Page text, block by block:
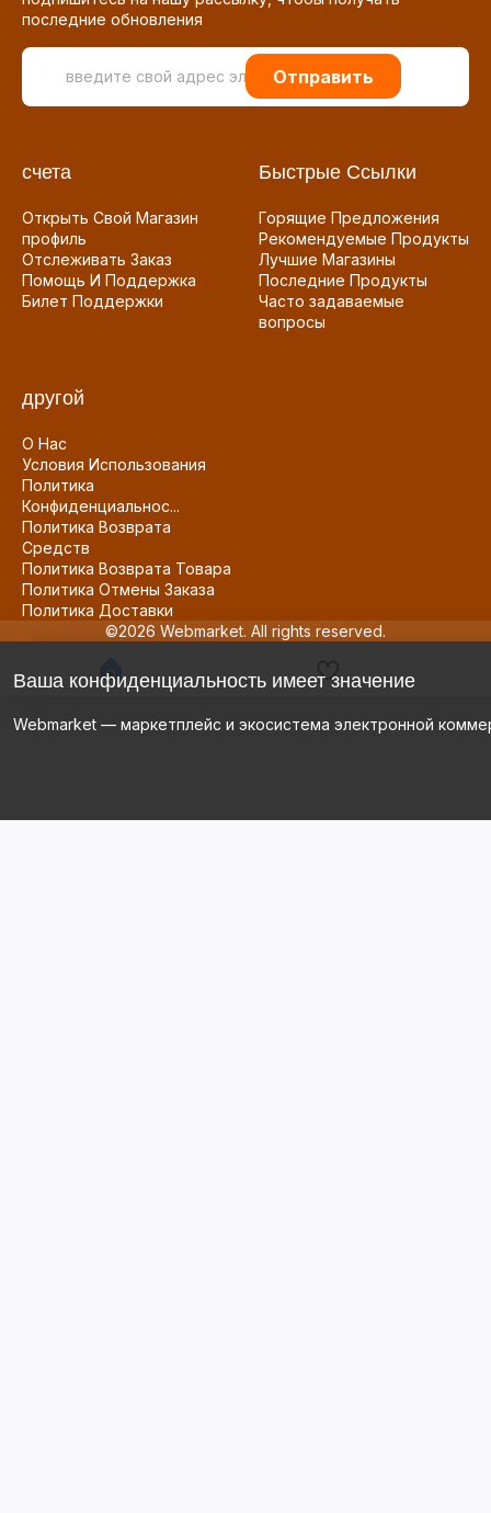
последние обновления
Отправить
счета
Открыть Свой Магазин
профиль
Отслеживать Заказ
Помощь И Поддержка
Билет Поддержки
Быстрые Ссылки
Горящие Предложения
Рекомендуемые Продукты
Лучшие Магазины
Последние Продукты
Часто задаваемые
вопросы
другой
О Нас
Условия Использования
Политика
Конфиденциальнос...
Политика Возврата
Средств
Политика Возврата Товара
Политика Отмены Заказа
Политика Доставки
©2026 Webmarket. All rights reserved.
Ваша конфиденциальность имеет значение
Webmarket — маркетплейс и экосистема электронной